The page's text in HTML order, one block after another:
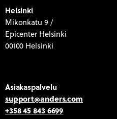
Helsinki
Mikonkatu 9 /
Epicenter Helsinki
00100 Helsinki
Asiakaspalvelu
support@anders.com
+358 45 843 6699